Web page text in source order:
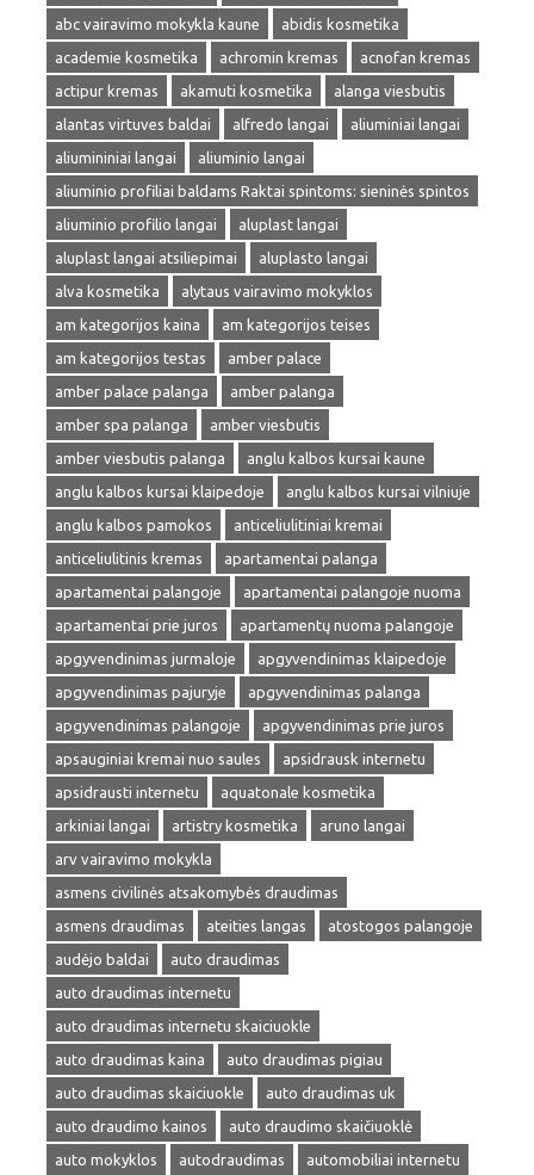
abc vairavimo mokykla kaune
abidis kosmetika
academie kosmetika
achromin kremas
acnofan kremas
actipur kremas
akamuti kosmetika
alanga viesbutis
alantas virtuves baldai
alfredo langai
aliuminiai langai
aliumininiai langai
aliuminio langai
aliuminio profiliai baldams Raktai spintoms: sieninės spintos
aliuminio profilio langai
aluplast langai
aluplast langai atsiliepimai
aluplasto langai
alva kosmetika
alytaus vairavimo mokyklos
am kategorijos kaina
am kategorijos teises
am kategorijos testas
amber palace
amber palace palanga
amber palanga
amber spa palanga
amber viesbutis
amber viesbutis palanga
anglu kalbos kursai kaune
anglu kalbos kursai klaipedoje
anglu kalbos kursai vilniuje
anglu kalbos pamokos
anticeliulitiniai kremai
anticeliulitinis kremas
apartamentai palanga
apartamentai palangoje
apartamentai palangoje nuoma
apartamentai prie juros
apartamentų nuoma palangoje
apgyvendinimas jurmaloje
apgyvendinimas klaipedoje
apgyvendinimas pajuryje
apgyvendinimas palanga
apgyvendinimas palangoje
apgyvendinimas prie juros
apsauginiai kremai nuo saules
apsidrausk internetu
apsidrausti internetu
aquatonale kosmetika
arkiniai langai
artistry kosmetika
aruno langai
arv vairavimo mokykla
asmens civilinės atsakomybės draudimas
asmens draudimas
ateities langas
atostogos palangoje
audėjo baldai
auto draudimas
auto draudimas internetu
auto draudimas internetu skaiciuokle
auto draudimas kaina
auto draudimas pigiau
auto draudimas skaiciuokle
auto draudimas uk
auto draudimo kainos
auto draudimo skaičiuoklė
auto mokyklos
autodraudimas
automobiliai internetu